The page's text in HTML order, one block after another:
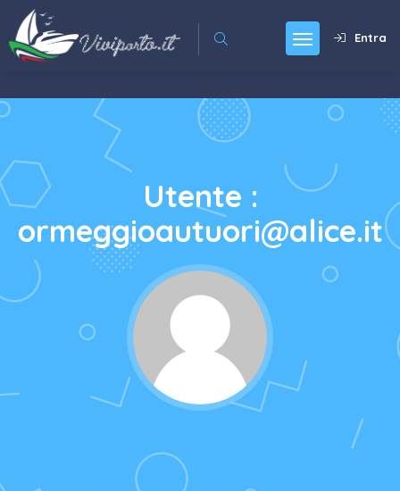
Entra
Utente :
ormeggioautuori@alice.it